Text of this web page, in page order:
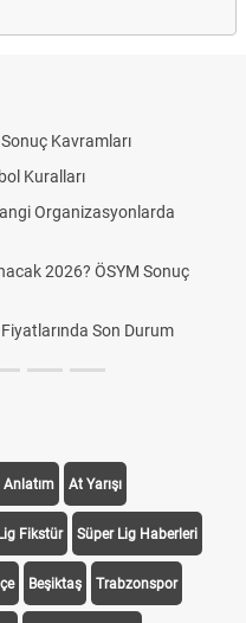
Kavramları
Kuralları
Organizasyonlarda
2026? ÖSYM Sonuç
Son Durum
Anlatım At Yarışı
Fikstür Süper Lig Haberleri
Beşiktaş Trabzonspor